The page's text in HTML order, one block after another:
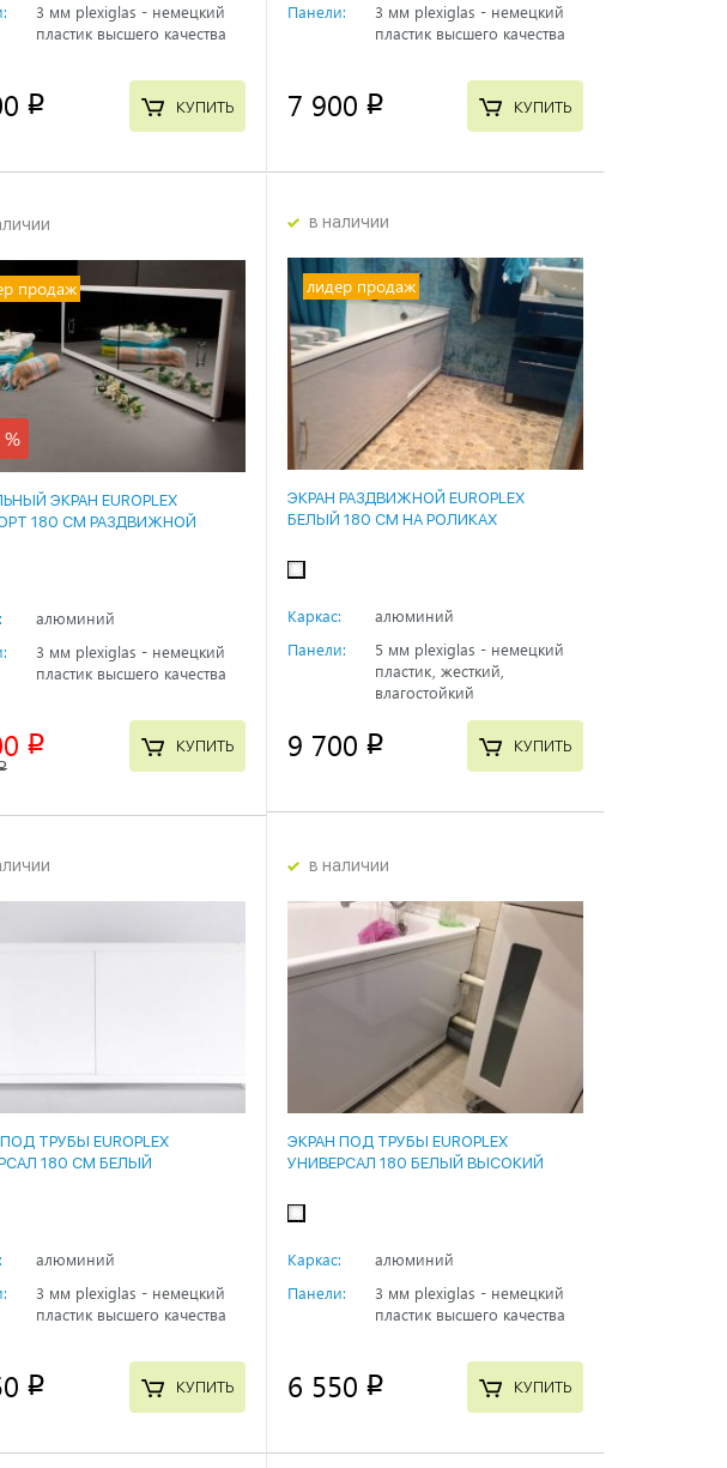
3 мм plexiglas - немецкий
пластик высшего качества
p КУПИТЬ
Панели:
3 мм plexiglas - немецкий
пластик высшего качества
7 900 p КУПИТЬ
продаж
ЭКРАН EUROPLEX
180 СМ РАЗДВИЖНОЙ
алюминий
3 мм plexiglas - немецкий
пластик высшего качества
p КУПИТЬ
в наличии
лидер продаж
ЭКРАН РАЗДВИЖНОЙ EUROPLEX
БЕЛЫЙ 180 СМ НА РОЛИКАХ
Каркас:
алюминий
Панели:
5 мм plexiglas - немецкий
пластик, жесткий,
влагостойкий
9 700 p КУПИТЬ
ТРУБЫ EUROPLEX
180 СМ БЕЛЫЙ
алюминий
3 мм plexiglas - немецкий
пластик высшего качества
p КУПИТЬ
в наличии
ЭКРАН ПОД ТРУБЫ EUROPLEX
УНИВЕРСАЛ 180 БЕЛЫЙ ВЫСОКИЙ
Каркас:
алюминий
Панели:
3 мм plexiglas - немецкий
пластик высшего качества
6 550 p КУПИТЬ